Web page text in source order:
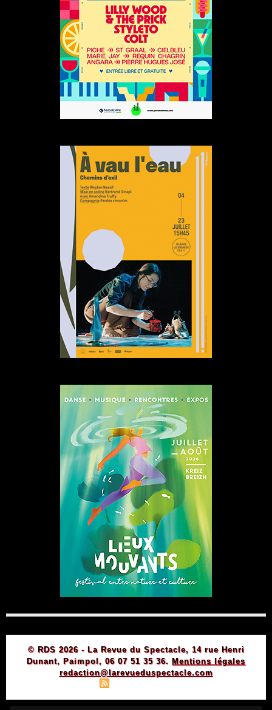
© RDS 2026 - La Revue du Spectacle, 14 rue Henri
Dunant, Paimpol, 06 07 51 35 36. Mentions légales
redaction@larevueduspectacle.com